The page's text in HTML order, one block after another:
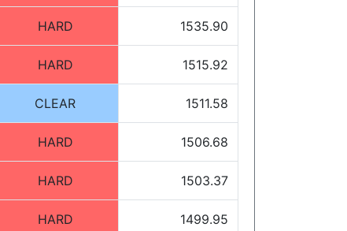
HARD 1535.90
HARD 1515.92
CLEAR 1511.58
HARD 1506.68
HARD 1503.37
HARD 1499.95